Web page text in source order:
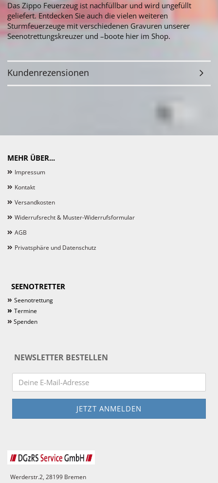
Das Zippo Feuerzeug ist nachfüllbar und wird ungefüllt
geliefert. Entdecken Sie auch die vielen weiteren
Sturmfeuerzeuge mit verschiedenen Gravuren unserer
Seenotrettungskreuzer und –boote hier im Shop.
Kundenrezensionen
MEHR ÜBER...
Impressum
Kontakt
Versandkosten
Widerrufsrecht & Muster-Widerrufsformular
AGB
Privatsphäre und Datenschutz
SEENOTRETTER
» Seenotrettung
» Termine
» Spenden
NEWSLETTER BESTELLEN
Werderstr.2, 28199 Bremen